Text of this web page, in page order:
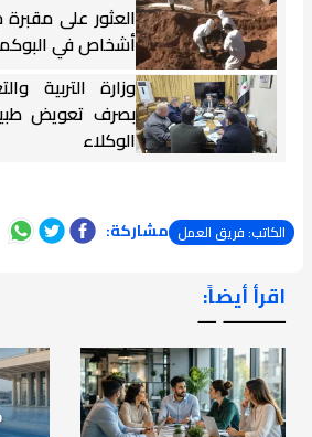
أشخاص في
وزارة التربية
بصرف تعويض
الوكلاء
الكاتب: فريق العمل مشاركة:
اقرأ أيضاً:
ـــــــ ــ